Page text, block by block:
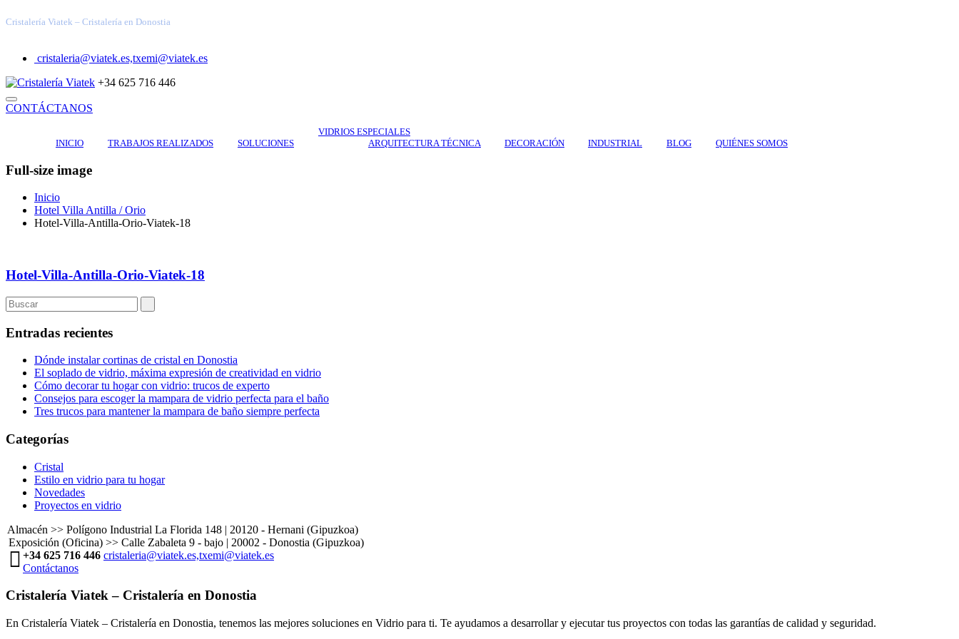
Cristalería Viatek – Cristalería en Donostia
cristaleria@viatek.es,txemi@viatek.es
+34 625 716 446
CONTÁCTANOS
INICIO TRABAJOS REALIZADOS SOLUCIONES
VIDRIOS ESPECIALES
ARQUITECTURA TÉCNICA
DECORACIÓN INDUSTRIAL BLOG QUIÉNES SOMOS
Full-size image
Inicio
Hotel Villa Antilla / Orio
Hotel-Villa-Antilla-Orio-Viatek-18
Hotel-Villa-Antilla-Orio-Viatek-18
Entradas recientes
Dónde instalar cortinas de cristal en Donostia
El soplado de vidrio, máxima expresión de creatividad en vidrio
Cómo decorar tu hogar con vidrio: trucos de experto
Consejos para escoger la mampara de vidrio perfecta para el baño
Tres trucos para mantener la mampara de baño siempre perfecta
Categorías
Cristal
Estilo en vidrio para tu hogar
Novedades
Proyectos en vidrio
Almacén >> Polígono Industrial La Florida 148 | 20120 - Hernani (Gipuzkoa)
Exposición (Oficina) >> Calle Zabaleta 9 - bajo | 20002 - Donostia (Gipuzkoa)
+34 625 716 446 cristaleria@viatek.es,txemi@viatek.es
Contáctanos
Cristalería Viatek – Cristalería en Donostia
En Cristalería Viatek – Cristalería en Donostia, tenemos las mejores soluciones en Vidrio para ti. Te ayudamos a desarrollar y ejecutar tus proyectos con todas las garantías de calidad y seguridad.